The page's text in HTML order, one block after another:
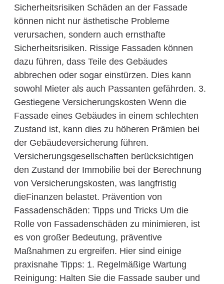
Sicherheitsrisiken Schäden an der Fassade
können nicht nur ästhetische Probleme
verursachen, sondern auch ernsthafte
Sicherheitsrisiken. Rissige Fassaden können
dazu führen, dass Teile des Gebäudes
abbrechen oder sogar einstürzen. Dies kann
sowohl Mieter als auch Passanten gefährden. 3.
Gestiegene Versicherungskosten Wenn die
Fassade eines Gebäudes in einem schlechten
Zustand ist, kann dies zu höheren Prämien bei
der Gebäudeversicherung führen.
Versicherungsgesellschaften berücksichtigen
den Zustand der Immobilie bei der Berechnung
von Versicherungskosten, was langfristig
dieFinanzen belastet. Prävention von
Fassadenschäden: Tipps und Tricks Um die
Rolle von Fassadenschäden zu minimieren, ist
es von großer Bedeutung, präventive
Maßnahmen zu ergreifen. Hier sind einige
praxisnahe Tipps: 1. Regelmäßige Wartung
Reinigung: Halten Sie die Fassade sauber und